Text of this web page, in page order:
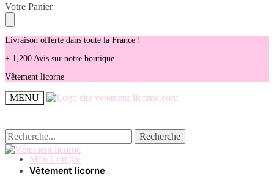
Skip
to
navigation
Skip
to
content
Votre Panier
Livraison offerte dans toute la France !
+ 1,200 Avis sur notre boutique
Vêtement licorne
MENU
Recherche
pour :
Recherche
Mon Compte
Recherche
pour :
Recherche
Vêtement licorne